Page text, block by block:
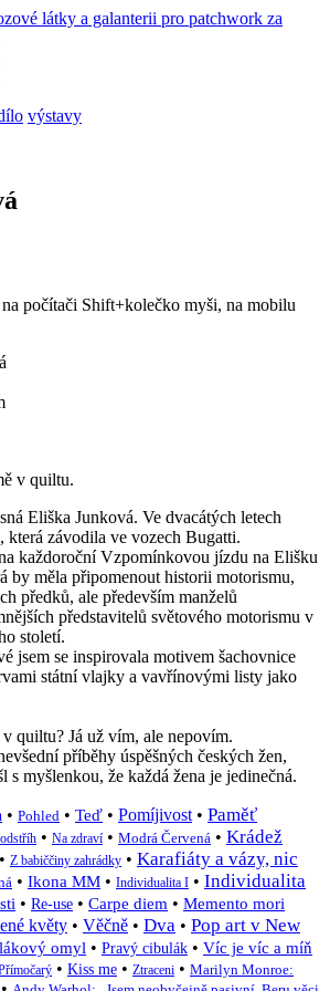
výstavy
počítači Shift+kolečko myši, na mobilu
v quiltu.
Eliška Junková. Ve dvacátých letech
která závodila ve vozech Bugatti.
každoroční Vzpomínkovou jízdu na Elišku
by měla připomenout historii motorismu,
předků, ale především manželů
představitelů světového motorismu v
století.
jsem se inspirovala motivem šachovnice
státní vlajky a vavřínovými listy jako
quiltu? Já už vím, ale nepovím.
příběhy úspěšných českých žen,
s myšlenkou, že každá žena je jedinečná.
• Pohled • Teď • Pomíjivost • Paměť
• Na zdraví • Modrá Červená • Krádež
• Z babiččiny zahrádky • Karafiáty a vázy, nic
• Ikona MM • Individualita I • Individualita
• Re-use • Carpe diem • Memento mori
květy • Věčně • Dva • Pop art v New
omyl • Pravý cibulák • Víc je víc a míň
• Kiss me • Ztraceni • Marilyn Monroe: